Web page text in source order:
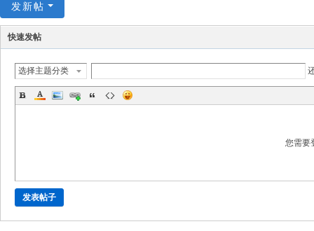
发新帖
快速发帖
选择主题分类
您需要
发表帖子